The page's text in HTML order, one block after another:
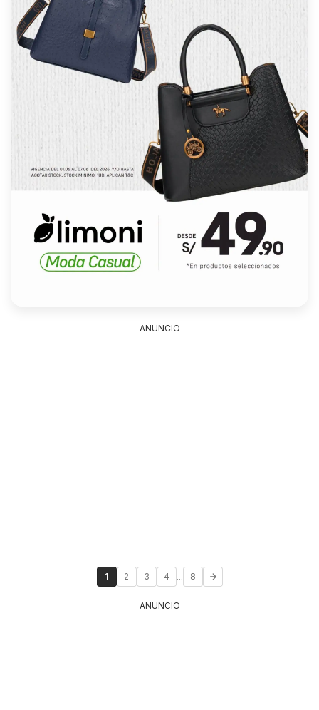
ANUNCIO
1 2 3 4 ... 8
ANUNCIO